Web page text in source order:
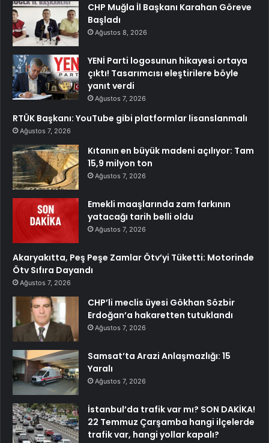
CHP Muğla İl Başkanı Karahan Göreve
Başladı
Ağustos 8, 2026
YENİ Parti logosunun hikayesi ortaya
çıktı! Tasarımcısı eleştirilere böyle
yanıt verdi
Ağustos 7, 2026
RTÜK Başkanı: YouTube gibi platformlar lisanslanmalı
Ağustos 7, 2026
Kıtanın en büyük madeni açılıyor: Tam
15,9 milyon ton
Ağustos 7, 2026
Emekli maaşlarında zam farkının
yatacağı tarih belli oldu
Ağustos 7, 2026
Akaryakıtta, Peş Peşe Zamlar Ötv’yi Tüketti: Motorinde
Ötv Sıfıra Dayandı
Ağustos 7, 2026
CHP’li meclis üyesi Gökhan Sözbir
Erdoğan’a hakaretten tutuklandı
Ağustos 7, 2026
Samsat’ta Arazi Anlaşmazlığı: 15
Yaralı
Ağustos 7, 2026
İstanbul’da trafik var mı? SON DAKİKA!
22 Temmuz Çarşamba hangi ilçelerde
trafik var, hangi yollar kapalı?